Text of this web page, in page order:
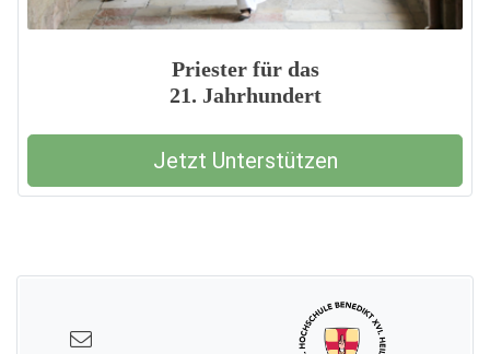
Priester für das
21. Jahrhundert
Jetzt Unterstützen